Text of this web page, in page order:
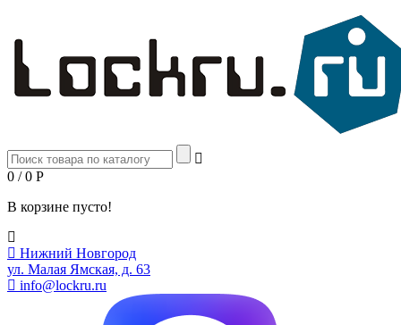
0 / 0 Р
В корзине пусто!
Нижний Новгород
ул. Малая Ямская, д. 63
info@lockru.ru